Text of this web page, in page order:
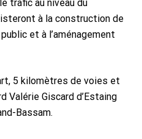
trafic au niveau du
à la construction de
et à l’aménagement
5 kilomètres de voies et
Valérie Giscard d’Estaing
Bassam.